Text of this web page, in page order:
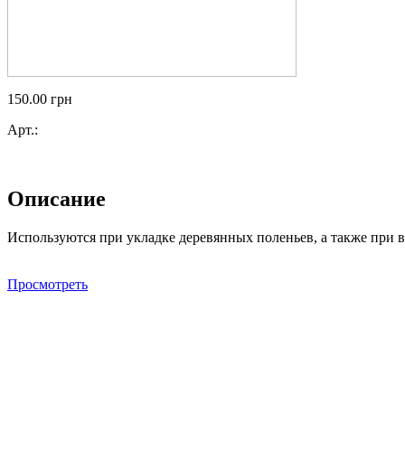
150.00 грн
Арт.:
Описание
Используются при укладке деревянных поленьев, а также при
Просмотреть